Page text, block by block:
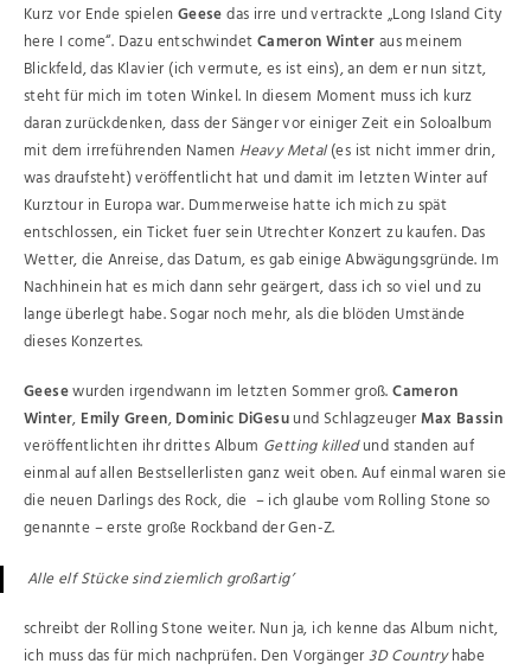
Kurz vor Ende spielenGeesedas irre und vertrackte „Long Island City
here I come“. Dazu entschwindetCameron Winteraus meinem
Blickfeld, das Klavier (ich vermute, es ist eins), an dem er nun sitzt,
steht für mich im toten Winkel. In diesem Moment muss ich kurz
daran zurückdenken, dass der Sänger vor einiger Zeit ein Soloalbum
mit dem irreführenden Namen Heavy Metal(es ist nicht immer drin,
was draufsteht) veröffentlicht hat und damit im letzten Winter auf
Kurztour in Europa war. Dummerweise hatte ich mich zu spät
entschlossen, ein Ticket fuer sein Utrechter Konzert zu kaufen. Das
Wetter, die Anreise, das Datum, es gab einige Abwägungsgründe. Im
Nachhinein hat es mich dann sehr geärgert, dass ich so viel und zu
lange überlegt habe. Sogar noch mehr, als die blöden Umstände
dieses Konzertes.
Geesewurden irgendwann im letzten Sommer groß.Cameron
Winter, Emily Green,Dominic DiGesuund SchlagzeugerMax Bassin
veröffentlichten ihr drittes Album Getting killedund standen auf
einmal auf allen Bestsellerlisten ganz weit oben. Auf einmal waren sie
die neuen Darlings des Rock, die – ich glaube vom Rolling Stone so
genannte – erste große Rockband der Gen-Z.
Alle elf Stücke sind ziemlich großartig’
schreibt der Rolling Stone weiter. Nun ja, ich kenne das Album nicht,
ich muss das für mich nachprüfen. Den Vorgänger3D Countryhabe